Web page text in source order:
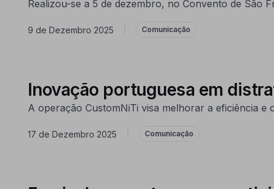
Realizou-se a 5 de dezembro, no Convento de São
9 de Dezembro 2025 Comunicação
Inovação portuguesa em
A operação CustomNiTi visa melhorar a eficiência
17 de Dezembro 2025 Comunicação